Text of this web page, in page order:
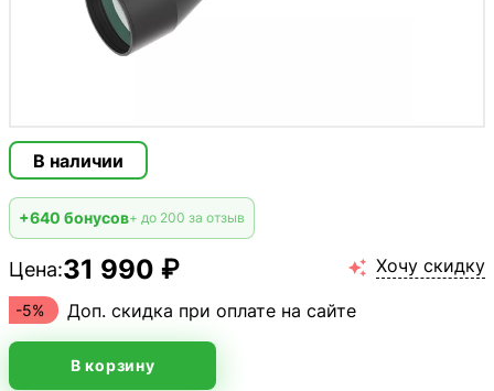
В наличии
+640 бонусов+ до 200 за отзыв
Цена:31 990 ₽  Хочу скидку
-5% Доп. скидка при оплате на сайте
В корзину